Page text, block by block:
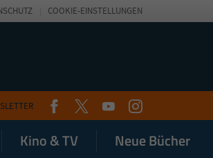
FACEBOOKTWITTERYOUTUBEINSTAGRAM
Kino & TV Neue Bücher
COOKIE-EINSTELLUNGEN